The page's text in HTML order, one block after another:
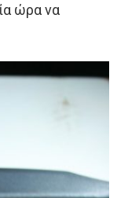
ώρα να